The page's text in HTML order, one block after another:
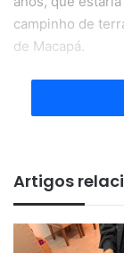
campinho de
de Macapá.
Artigos